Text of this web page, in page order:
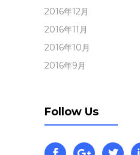
2016年12月
2016年11月
2016年10月
2016年9月
Follow Us